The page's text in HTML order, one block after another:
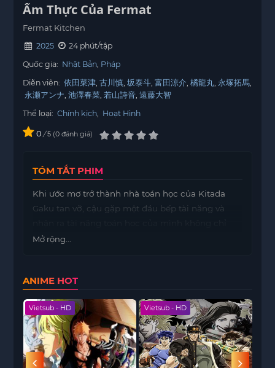
Ẩm Thực Của Fermat
Fermat Kitchen
2025
24 phút/tập
Quốc gia: Nhật Bản Pháp
Diễn viên: 依田菜津 古川慎 坂泰斗 富田涼介 橘龍丸 永塚拓馬
永瀬アンナ 池澤春菜 若山詩音 遠藤大智
Thể loại: Chính kịch Hoạt Hình
0 / 5 0 đánh giá
TÓM TẮT PHIM
Khi ước mơ trở thành nhà toán học của Kitada
Gaku tan vỡ, cậu gặp một đầu bếp tài năng và
giới hạn trong lớp học.
Mở rộng...
ANIME HOT
Vietsub - HD Vietsub - HD